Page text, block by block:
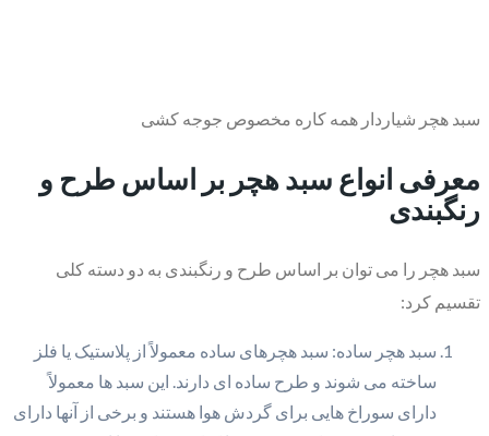
سبد هچر شیاردار همه کاره مخصوص جوجه کشی
معرفی انواع سبد هچر بر اساس طرح و
رنگبندی
سبد هچر را می توان بر اساس طرح و رنگبندی به دو دسته کلی
تقسیم کرد:
سبد هچر ساده: سبد هچرهای ساده معمولاً از پلاستیک یا فلز
ساخته می شوند و طرح ساده ای دارند. این سبد ها معمولاً
دارای سوراخ هایی برای گردش هوا هستند و برخی از آنها دارای